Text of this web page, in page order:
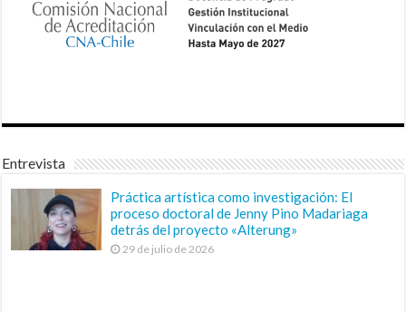
Entrevista
Práctica artística como investigación: El
proceso doctoral de Jenny Pino Madariaga
detrás del proyecto «Alterung»
29 de julio de 2026